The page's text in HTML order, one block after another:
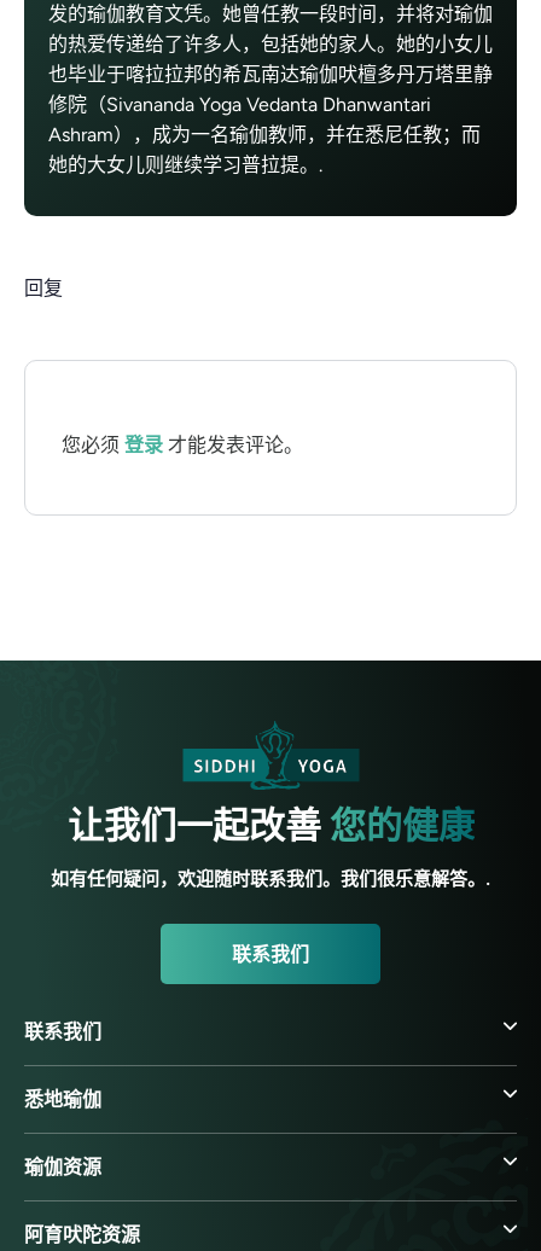
发的瑜伽教育文凭。她曾任教一段时间，并将对瑜伽
的热爱传递给了许多人，包括她的家人。她的小女儿
也毕业于喀拉拉邦的希瓦南达瑜伽吠檀多丹万塔里静
修院（Sivananda Yoga Vedanta Dhanwantari
Ashram），成为一名瑜伽教师，并在悉尼任教；而
她的大女儿则继续学习普拉提。.
回复
您必须 登录 才能发表评论。
让我们一起改善 您的健康
如有任何疑问，欢迎随时联系我们。我们很乐意解答。.
联系我们
联系我们
悉地瑜伽
瑜伽资源
阿育吠陀资源